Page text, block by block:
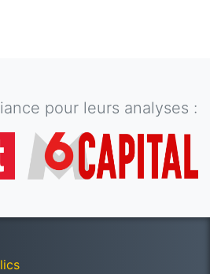
pour leurs analyses :